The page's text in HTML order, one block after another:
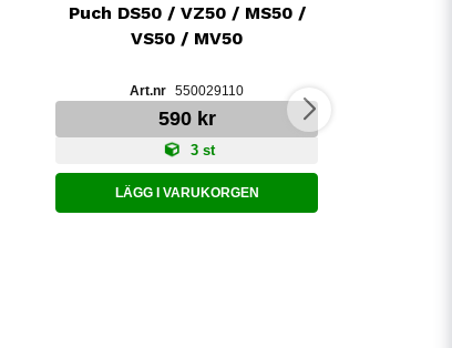
Puch DS50 / VZ50 / MS50 /
VS50 / MV50
550029110
590 kr
3 st
LÄGG I VARUKORGEN